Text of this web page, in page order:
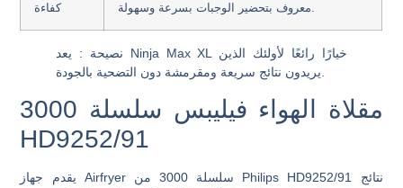
كفاءة
نصيحة : يعد Ninja Max XL خيارًا رائعًا لأولئك الذين
مقلاة الهواء فيليبس سلسلة 3000
HD9252/91
يقدم جهاز Airfryer سلسلة 3000 من Philips HD9252/91 نتائج